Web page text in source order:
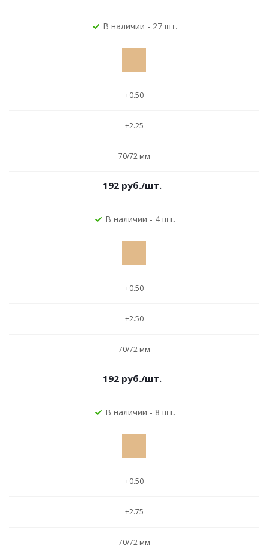
В наличии - 27 шт.
+0.50
+2.25
70/72 мм
192руб./шт.
В наличии - 4 шт.
+0.50
+2.50
70/72 мм
192руб./шт.
В наличии - 8 шт.
+0.50
+2.75
70/72 мм